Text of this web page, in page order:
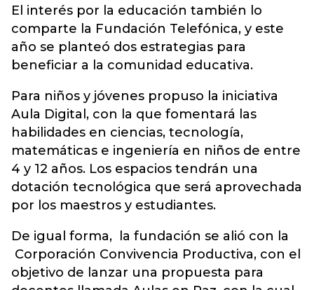
El interés por la educación también lo
comparte la Fundación Telefónica, y este
año se planteó dos estrategias para
beneficiar a la comunidad educativa.
Para niños y jóvenes propuso la iniciativa
Aula Digital, con la que fomentará las
habilidades en ciencias, tecnología,
matemáticas e ingeniería en niños de entre
4 y 12 años. Los espacios tendrán una
dotación tecnológica que será aprovechada
por los maestros y estudiantes.
De igual forma, la fundación se alió con la
Corporación Convivencia Productiva, con el
objetivo de lanzar una propuesta para